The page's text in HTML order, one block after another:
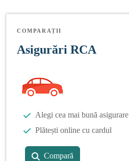
COMPARAȚII
Asigurări RCA
Alegi cea mai bună asigurare
Plătești online cu cardul
Compară